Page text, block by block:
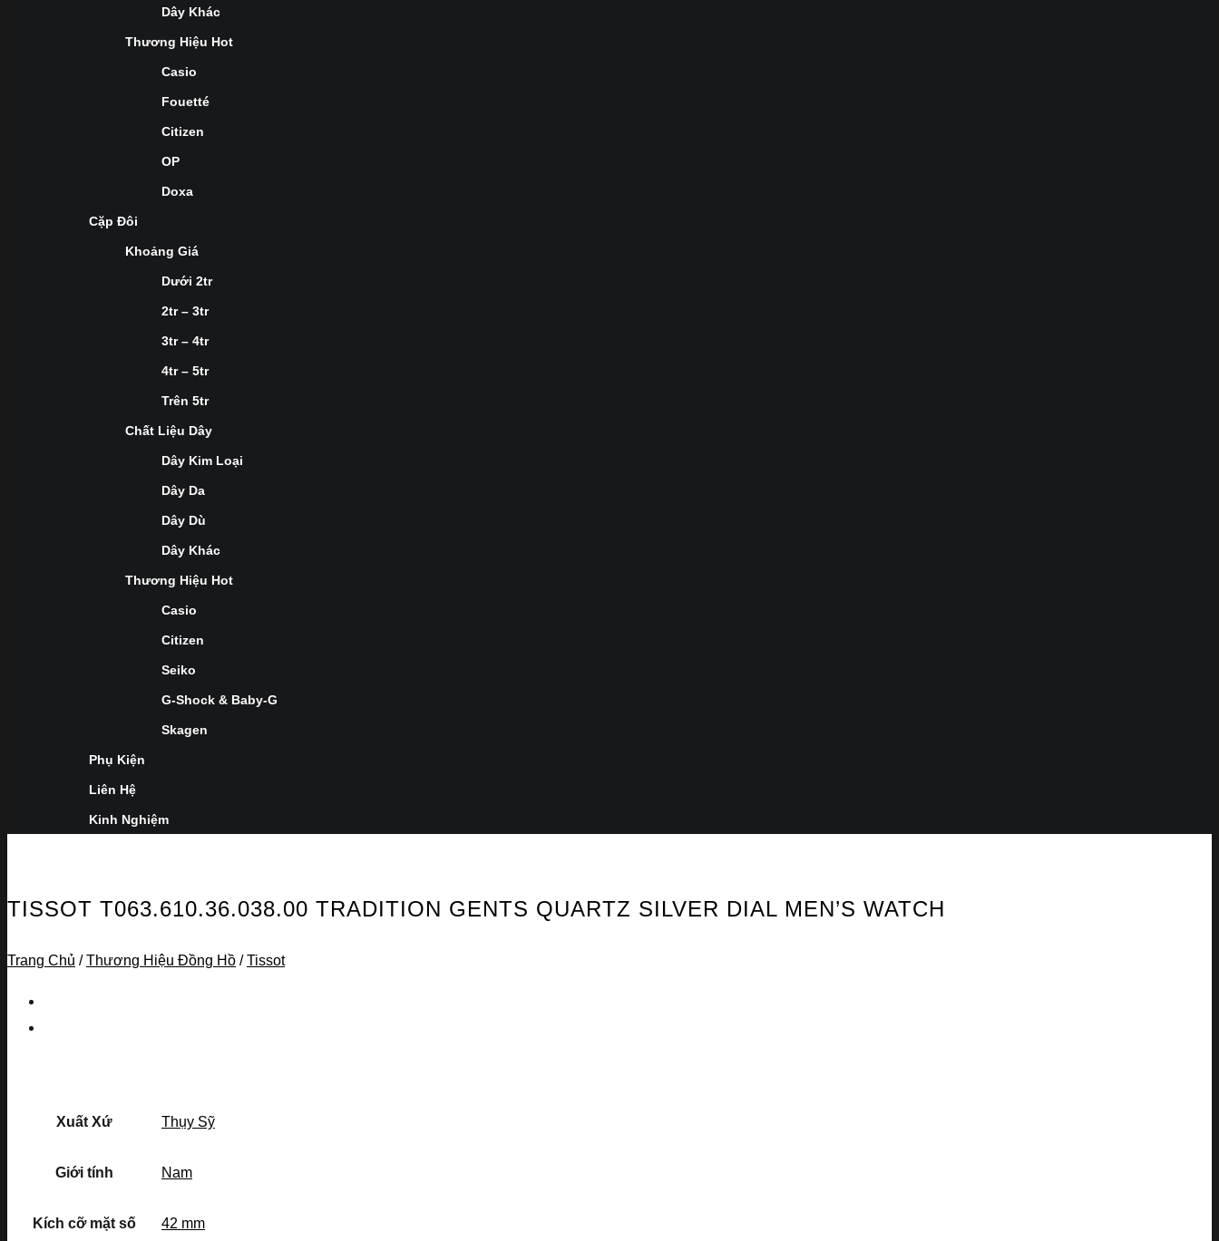
Dây Khác
Thương Hiệu Hot
Casio
Fouetté
Citizen
OP
Doxa
Cặp Đôi
Khoảng Giá
Dưới 2tr
2tr – 3tr
3tr – 4tr
4tr – 5tr
Trên 5tr
Chất Liệu Dây
Dây Kim Loại
Dây Da
Dây Dù
Dây Khác
Thương Hiệu Hot
Casio
Citizen
Seiko
G-Shock & Baby-G
Skagen
Phụ Kiện
Liên Hệ
Kinh Nghiệm
TISSOT T063.610.36.038.00 TRADITION GENTS QUARTZ SILVER DIAL MEN’S WATCH
Trang Chủ / Thương Hiệu Đồng Hồ / Tissot
Xuất Xứ Thụy Sỹ
Giới tính Nam
Kích cỡ mặt số 42 mm